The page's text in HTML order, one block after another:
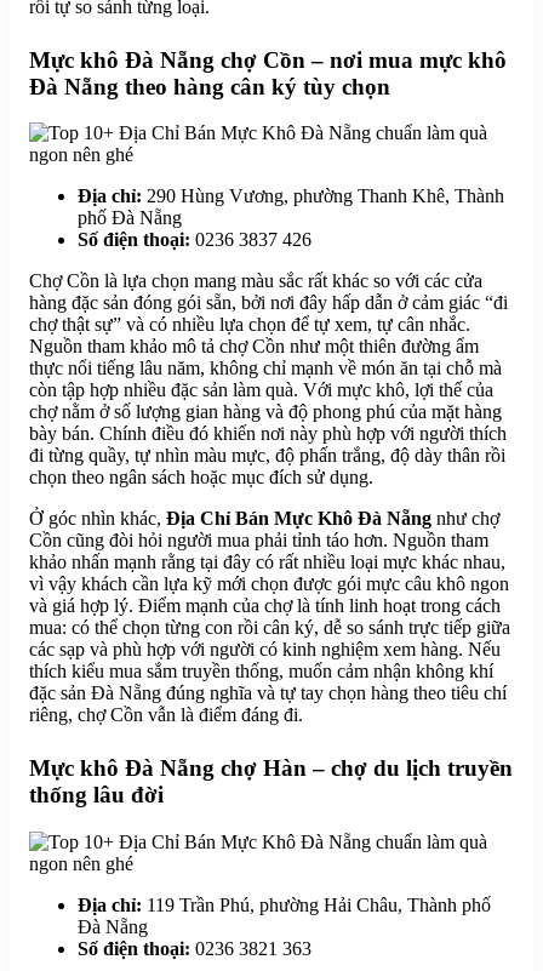
rồi tự so sánh từng loại.
Mực khô Đà Nẵng chợ Cồn – nơi mua mực khô
Đà Nẵng theo hàng cân ký tùy chọn
Địa chỉ: 290 Hùng Vương, phường Thanh Khê, Thành
phố Đà Nẵng
Số điện thoại: 0236 3837 426
Chợ Cồn là lựa chọn mang màu sắc rất khác so với các cửa
hàng đặc sản đóng gói sẵn, bởi nơi đây hấp dẫn ở cảm giác “đi
chợ thật sự” và có nhiều lựa chọn để tự xem, tự cân nhắc.
Nguồn tham khảo mô tả chợ Cồn như một thiên đường ẩm
thực nổi tiếng lâu năm, không chỉ mạnh về món ăn tại chỗ mà
còn tập hợp nhiều đặc sản làm quà. Với mực khô, lợi thế của
chợ nằm ở số lượng gian hàng và độ phong phú của mặt hàng
bày bán. Chính điều đó khiến nơi này phù hợp với người thích
đi từng quầy, tự nhìn màu mực, độ phấn trắng, độ dày thân rồi
chọn theo ngân sách hoặc mục đích sử dụng.
Ở góc nhìn khác, Địa Chỉ Bán Mực Khô Đà Nẵng như chợ
Cồn cũng đòi hỏi người mua phải tỉnh táo hơn. Nguồn tham
khảo nhấn mạnh rằng tại đây có rất nhiều loại mực khác nhau,
vì vậy khách cần lựa kỹ mới chọn được gói mực câu khô ngon
và giá hợp lý. Điểm mạnh của chợ là tính linh hoạt trong cách
mua: có thể chọn từng con rồi cân ký, dễ so sánh trực tiếp giữa
các sạp và phù hợp với người có kinh nghiệm xem hàng. Nếu
thích kiểu mua sắm truyền thống, muốn cảm nhận không khí
đặc sản Đà Nẵng đúng nghĩa và tự tay chọn hàng theo tiêu chí
riêng, chợ Cồn vẫn là điểm đáng đi.
Mực khô Đà Nẵng chợ Hàn – chợ du lịch truyền
thống lâu đời
Địa chỉ: 119 Trần Phú, phường Hải Châu, Thành phố
Đà Nẵng
Số điện thoại: 0236 3821 363